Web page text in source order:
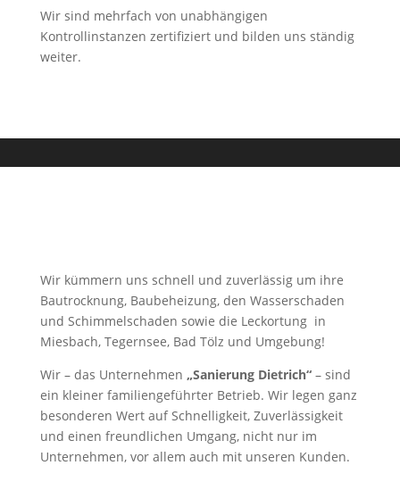
Wir sind mehrfach von unabhängigen
Kontrollinstanzen zertifiziert und bilden uns ständig
weiter.
Wir kümmern uns schnell und zuverlässig um ihre
Bautrocknung, Baubeheizung, den Wasserschaden
und Schimmelschaden sowie die Leckortung in
Miesbach, Tegernsee, Bad Tölz und Umgebung!
Wir – das Unternehmen „Sanierung Dietrich“– sind
ein kleiner familiengeführter Betrieb. Wir legen ganz
besonderen Wert auf Schnelligkeit, Zuverlässigkeit
und einen freundlichen Umgang, nicht nur im
Unternehmen, vor allem auch mit unseren Kunden.